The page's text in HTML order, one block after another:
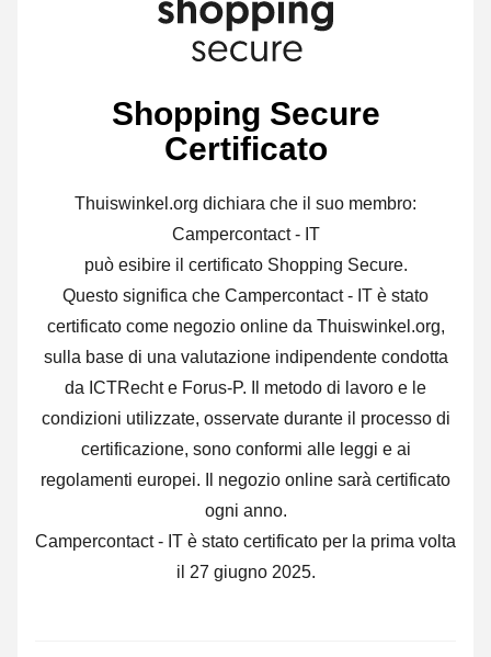
Shopping Secure
Certificato
Thuiswinkel.org dichiara che il suo membro:
Campercontact - IT
può esibire il certificato Shopping Secure.
Questo significa che Campercontact - IT è stato
certificato come negozio online da Thuiswinkel.org,
sulla base di una valutazione indipendente condotta
da ICTRecht e Forus-P. Il metodo di lavoro e le
condizioni utilizzate, osservate durante il processo di
certificazione, sono conformi alle leggi e ai
regolamenti europei. Il negozio online sarà certificato
ogni anno.
Campercontact - IT è stato certificato per la prima volta
il 27 giugno 2025.